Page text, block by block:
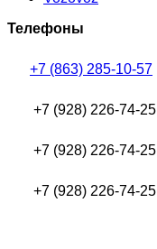
Телефоны
+7 (863) 285-10-57
+7 (928) 226-74-25
+7 (928) 226-74-25
+7 (928) 226-74-25